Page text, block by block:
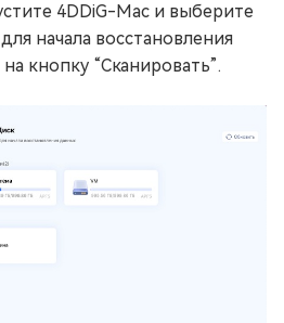
4DDiG-Mac и выберите
начала восстановления
кнопку “Сканировать”.